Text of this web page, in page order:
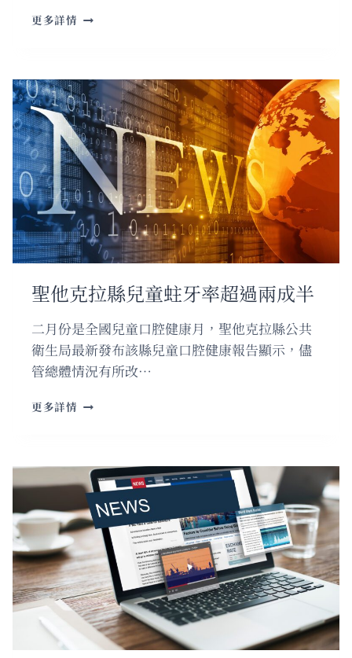
更多詳情
年
懸
案
告
破
惟
兇
手
已
經
自
殺
亡
聖他克拉縣兒童蛀牙率超過兩成半
二月份是全國兒童口腔健康月，聖他克拉縣公共
衛生局最新發布該縣兒童口腔健康報告顯示，儘
管總體情況有所改…
更多詳情
縣
兒
童
蛀
牙
率
超
過
兩
成
半